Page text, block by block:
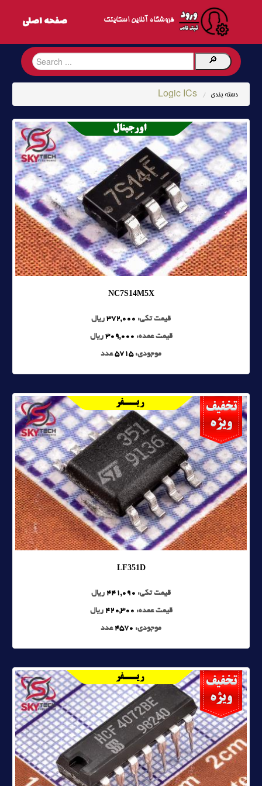
فروشگاه آنلاین اسکایتک
دسته بندی /
Logic ICs
NC7S14M5X
قیمت تکی: 372,000 ریال
قیمت عمده: 309,000 ریال
موجودی:5715عدد
LF351D
قیمت تکی: 441,090 ریال
قیمت عمده: 420,300 ریال
موجودی: 4570 عدد